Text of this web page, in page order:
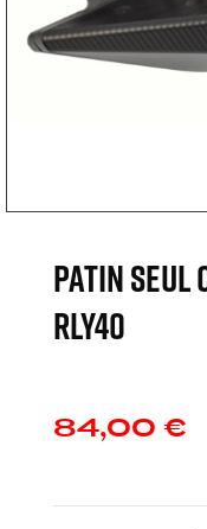
Patin seul
RLY40
84,00 €